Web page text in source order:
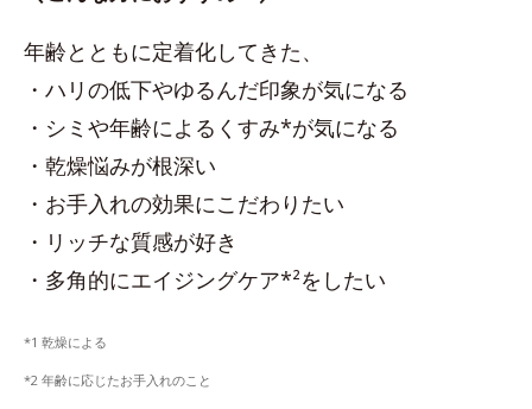
年齢とともに定着化してきた、
・ハリの低下やゆるんだ印象が気になる
・シミや年齢によるくすみ*が気になる
・乾燥悩みが根深い
・お手入れの効果にこだわりたい
・リッチな質感が好き
・多角的にエイジングケア*²をしたい
*1 乾燥による
*2 年齢に応じたお手入れのこと